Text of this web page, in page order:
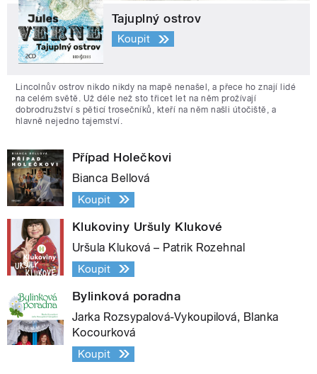
Tajuplný ostrov
Koupit
Lincolnův ostrov nikdo nikdy na mapě nenašel, a přece ho znají lidé
na celém světě. Už déle než sto třicet let na něm prožívají
dobrodružství s pěticí trosečníků, kteří na něm našli útočiště, a
hlavně nejedno tajemství.
Případ Holečkovi
Bianca Bellová
Koupit
Klukoviny Uršuly Klukové
Uršula Kluková – Patrik Rozehnal
Koupit
Bylinková poradna
Jarka Rozsypalová-Vykoupilová, Blanka
Kocourková
Koupit